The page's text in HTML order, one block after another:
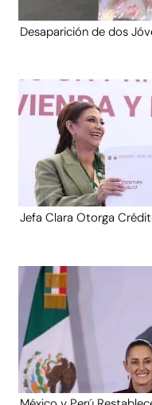
Desaparición de dos
Jefa Clara Otorga